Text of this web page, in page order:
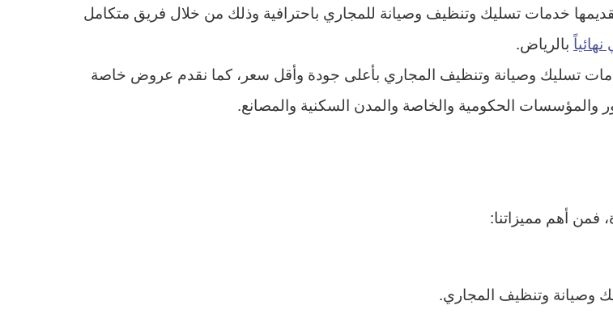
خدمات تسليك وتنظيف وصيانة للمجاري باحترافية وذلك من خلال فريق متكامل
بالرياض.
تسليك وصيانة وتنظيف المجاري بأعلى جودة وأقل سعر، كما نقدم عروض خاصة
الحكومية والخاصة والمدن السكنية والمصانع.
أهم مميزاتنا:
وصيانة وتنظيف المجاري.